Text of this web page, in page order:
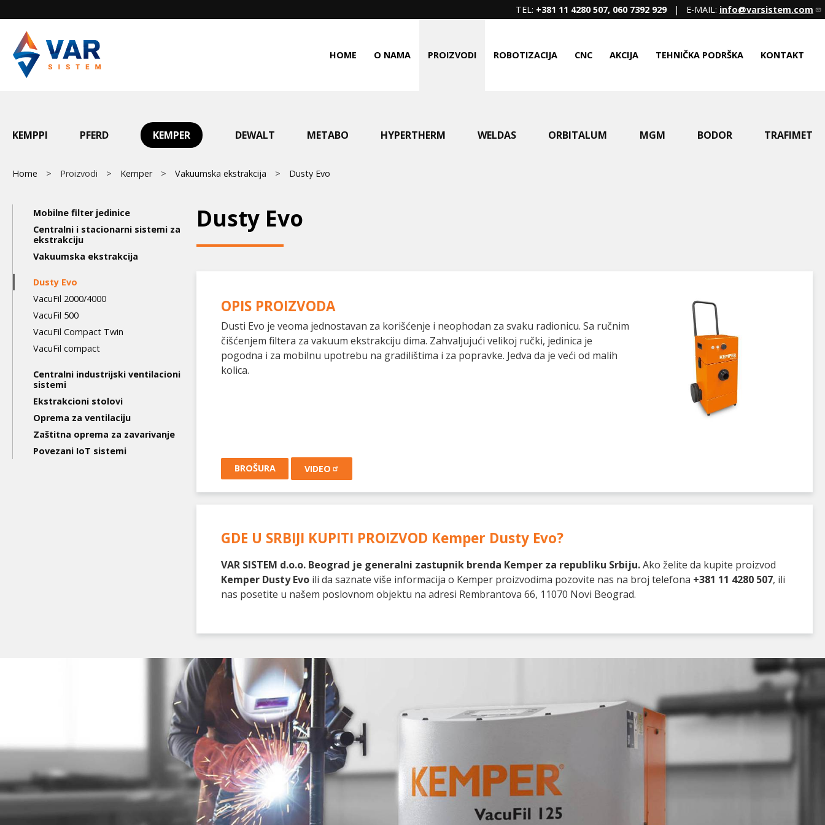
to
main
content
TEL: +381 11 4280 507, 060 7392 929| E-MAIL: info@varsistem.com
HOME O NAMA PROIZVODI ROBOTIZACIJA CNC AKCIJA TEHNIČKA PODRŠKA KONTAKT
Main
KEMPPI PFERD KEMPER DEWALT METABO HYPERTHERM WELDAS ORBITALUM MGM BODOR TRAFIMET
Breadcrumb
Home Proizvodi Kemper Vakuumska ekstrakcija Dusty Evo
Dusty Evo
OPIS PROIZVODA
Dusti Evo je veoma jednostavan za korišćenje i neophodan za svaku radionicu. Sa ručnim
čišćenjem filtera za vakuum ekstrakciju dima. Zahvaljujući velikoj ručki, jedinica je
pogodna i za mobilnu upotrebu na gradilištima i za popravke. Jedva da je veći od malih
kolica.
BROŠURA VIDEO
GDE U SRBIJI KUPITI PROIZVOD Kemper Dusty Evo?
VAR SISTEM d.o.o. Beograd je generalni zastupnik brenda Kemper za republiku Srbiju.Ako želite da kupite proizvod
Kemper Dusty Evo ili da saznate više informacija o Kemper proizvodima pozovite nas na broj telefona +381 11 4280 507, ili
nas posetite u našem poslovnom objektu na adresi Rembrantova 66, 11070 Novi Beograd.
Main
navigation
3nd
level
Mobilne filter jedinice
Centralni i stacionarni sistemi za
ekstrakciju
Vakuumska ekstrakcija
Dusty Evo
VacuFil 2000/4000
VacuFil 500
VacuFil Compact Twin
VacuFil compact
Centralni industrijski ventilacioni
sistemi
Ekstrakcioni stolovi
Oprema za ventilaciju
Zaštitna oprema za zavarivanje
Povezani IoT sistemi